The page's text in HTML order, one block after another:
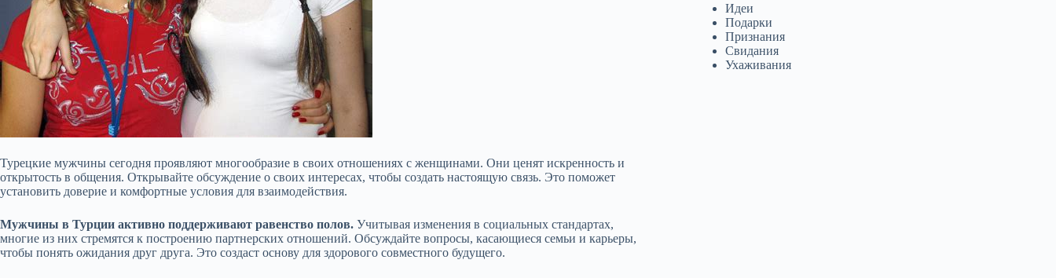
Турецкие мужчины сегодня проявляют многообразие в своих отношениях с женщинами. Они ценят искренность и
открытость в общения. Открывайте обсуждение о своих интересах, чтобы создать настоящую связь. Это поможет
установить доверие и комфортные условия для взаимодействия.
Мужчины в Турции активно поддерживают равенство полов. Учитывая изменения в социальных стандартах,
многие из них стремятся к построению партнерских отношений. Обсуждайте вопросы, касающиеся семьи и карьеры,
чтобы понять ожидания друг друга. Это создаст основу для здорового совместного будущего.
Идеи
Подарки
Признания
Свидания
Ухаживания